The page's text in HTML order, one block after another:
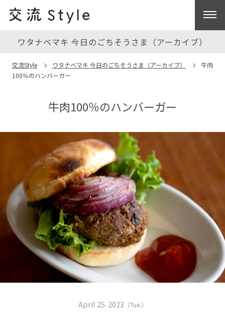
ワタナベマキ 今日のごちそうさま（アーカイブ）
交流Style ワタナベマキ 今日のごちそうさま（アーカイブ）
牛肉
100％のハンバーガー
牛肉100％のハンバーガー
April 25. 2023 （Tue.）